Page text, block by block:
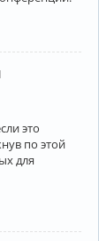
это
по этой
для